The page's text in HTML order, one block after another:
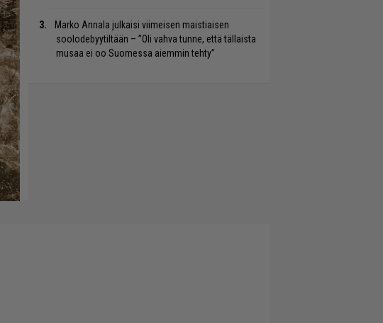
Marko Annala julkaisi viimeisen maistiaisen
soolodebyytiltään – ”Oli vahva tunne, että tällaista
musaa ei oo Suomessa aiemmin tehty”